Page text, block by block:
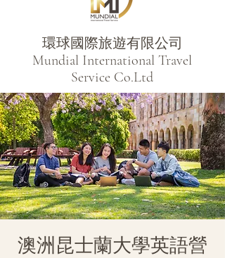
環球國際旅遊有限公司
​Mundial International Travel
Service Co.Ltd
澳洲昆士蘭大學英語營